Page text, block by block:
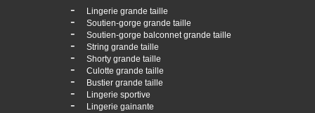
- Lingerie grande taille
- Soutien-gorge grande taille
- Soutien-gorge balconnet grande taille
- String grande taille
- Shorty grande taille
- Culotte grande taille
- Bustier grande taille
- Lingerie sportive
- Lingerie gainante